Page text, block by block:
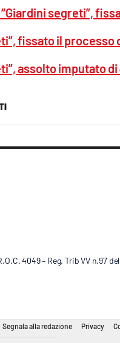
segreti”,
fissato il processo
assolto imputato
4049 – Reg. Trib VV n.97 del
Segnala alla redazione Privacy